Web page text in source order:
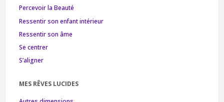
Percevoir la Beauté
Ressentir son enfant intérieur
Ressentir son âme
Se centrer
S’aligner
MES RÊVES LUCIDES